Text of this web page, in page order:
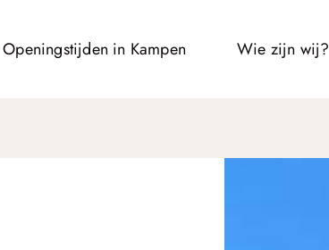
Openingstijden in Kampen Wie zijn wij?